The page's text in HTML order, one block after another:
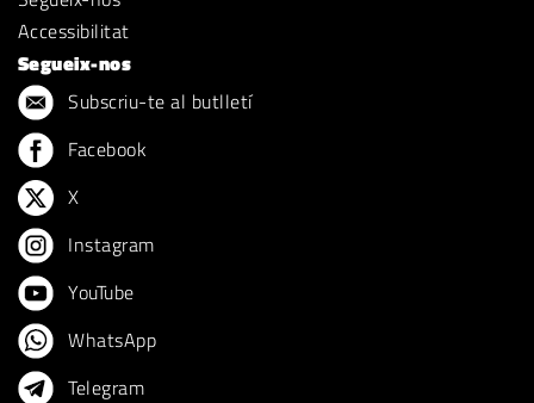
Accessibilitat
Segueix-nos
Subscriu-te al butlletí
Facebook
X
Instagram
YouTube
WhatsApp
Telegram